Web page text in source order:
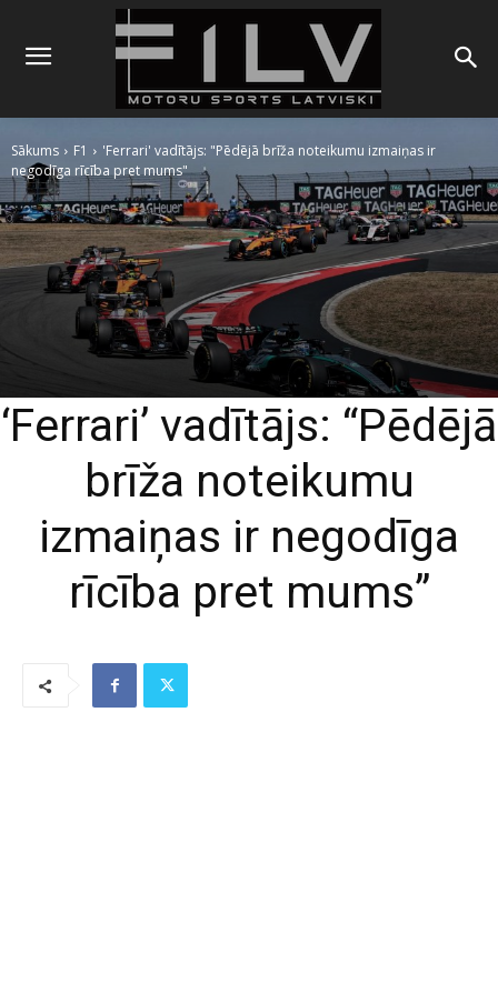
Sākums F1
'Ferrari' vadītājs: "Pēdējā brīža noteikumu izmaiņas ir
negodīga rīcība pret mums"
‘Ferrari’ vadītājs: “Pēdējā
brīža noteikumu
izmaiņas ir negodīga
rīcība pret mums”